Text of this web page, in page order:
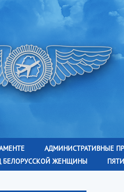
АДМИНИСТРАТИВНЫЕ
БЕЛОРУССКОЙ ЖЕНЩИНЫ